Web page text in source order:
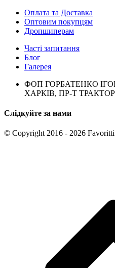
Оплата та Доставка
Оптовим покупцям
Дропшиперам
Часті запитання
Блог
Галерея
ФОП ГОРБАТЕНКО
ХАРКІВ, ПР-Т
Слідкуйте за нами
© Copyright 2016 - 2026 Favoritti